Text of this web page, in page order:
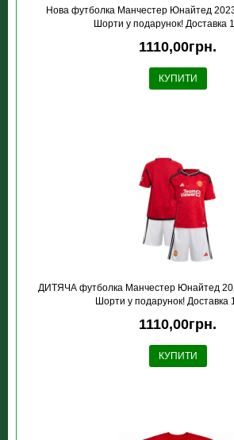
Нова футболка Манчестер Юнайтед
Шорти у подарунок! Доставка
1110,00грн.
КУПИТИ
ДИТЯЧА футболка Манчестер Юнайтед
Шорти у подарунок! Доставка
1110,00грн.
КУПИТИ